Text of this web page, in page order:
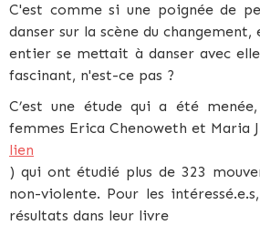
C'est comme si une poignée de
danser sur la scène du
entier se mettait à danser avec
fascinant, n'est-ce pas ?
C’est une étude qui a été
femmes Erica Chenoweth et Maria
lien
) qui ont étudié plus de 323
non-violente. Pour les
résultats dans leur livre